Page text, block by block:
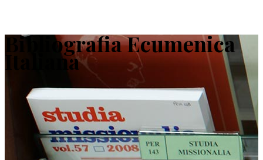
Bibliografia Ecumenica
Italiana